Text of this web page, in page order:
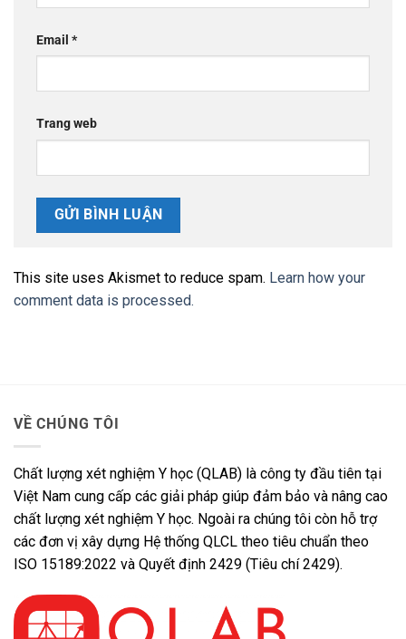
Email *
Trang web
This site uses Akismet to reduce spam. Learn how your
comment data is processed.
VỀ CHÚNG TÔI
Chất lượng xét nghiệm Y học (QLAB) là công ty đầu tiên tại
Việt Nam cung cấp các giải pháp giúp đảm bảo và nâng cao
chất lượng xét nghiệm Y học. Ngoài ra chúng tôi còn hỗ trợ
các đơn vị xây dựng Hệ thống QLCL theo tiêu chuẩn theo
ISO 15189:2022 và Quyết định 2429 (Tiêu chí 2429).